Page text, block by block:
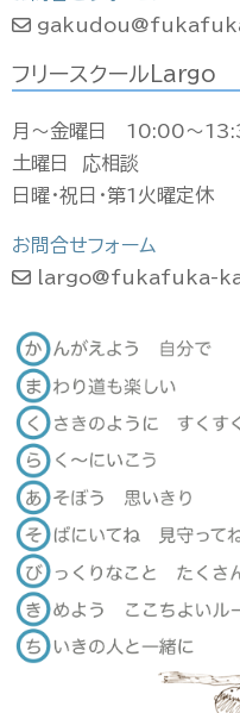
フリースクールLargo
月〜金曜日 10:00〜
土曜日 応相談
日曜・祝日・第1火曜定休
お問合せフォーム
largo@fukafuka-